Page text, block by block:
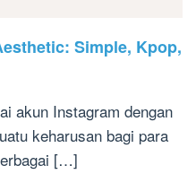
Simple, Kpop,
akun Instagram dengan
keharusan bagi para
[…]